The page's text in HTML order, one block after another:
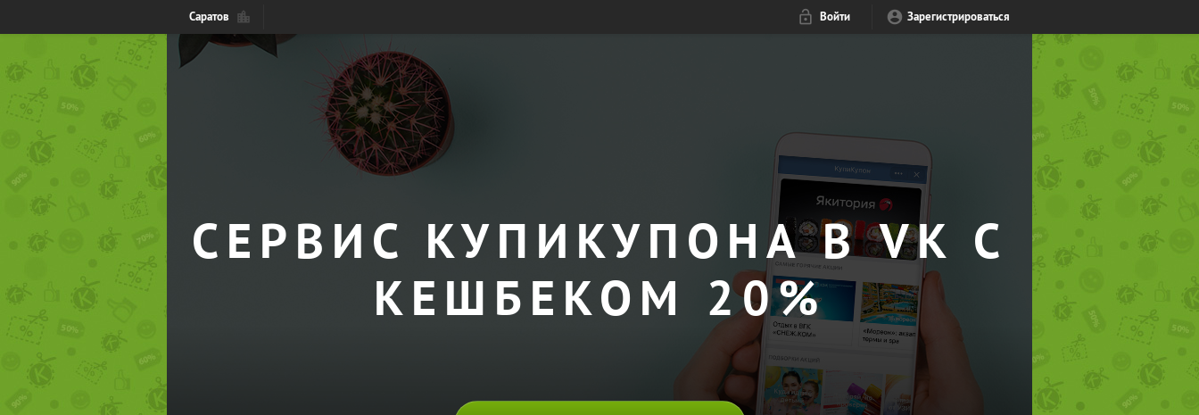
Саратов Войти Зарегистрироваться
СЕРВИС КУПИКУПОНА В VK С
КЕШБЕКОМ 20%